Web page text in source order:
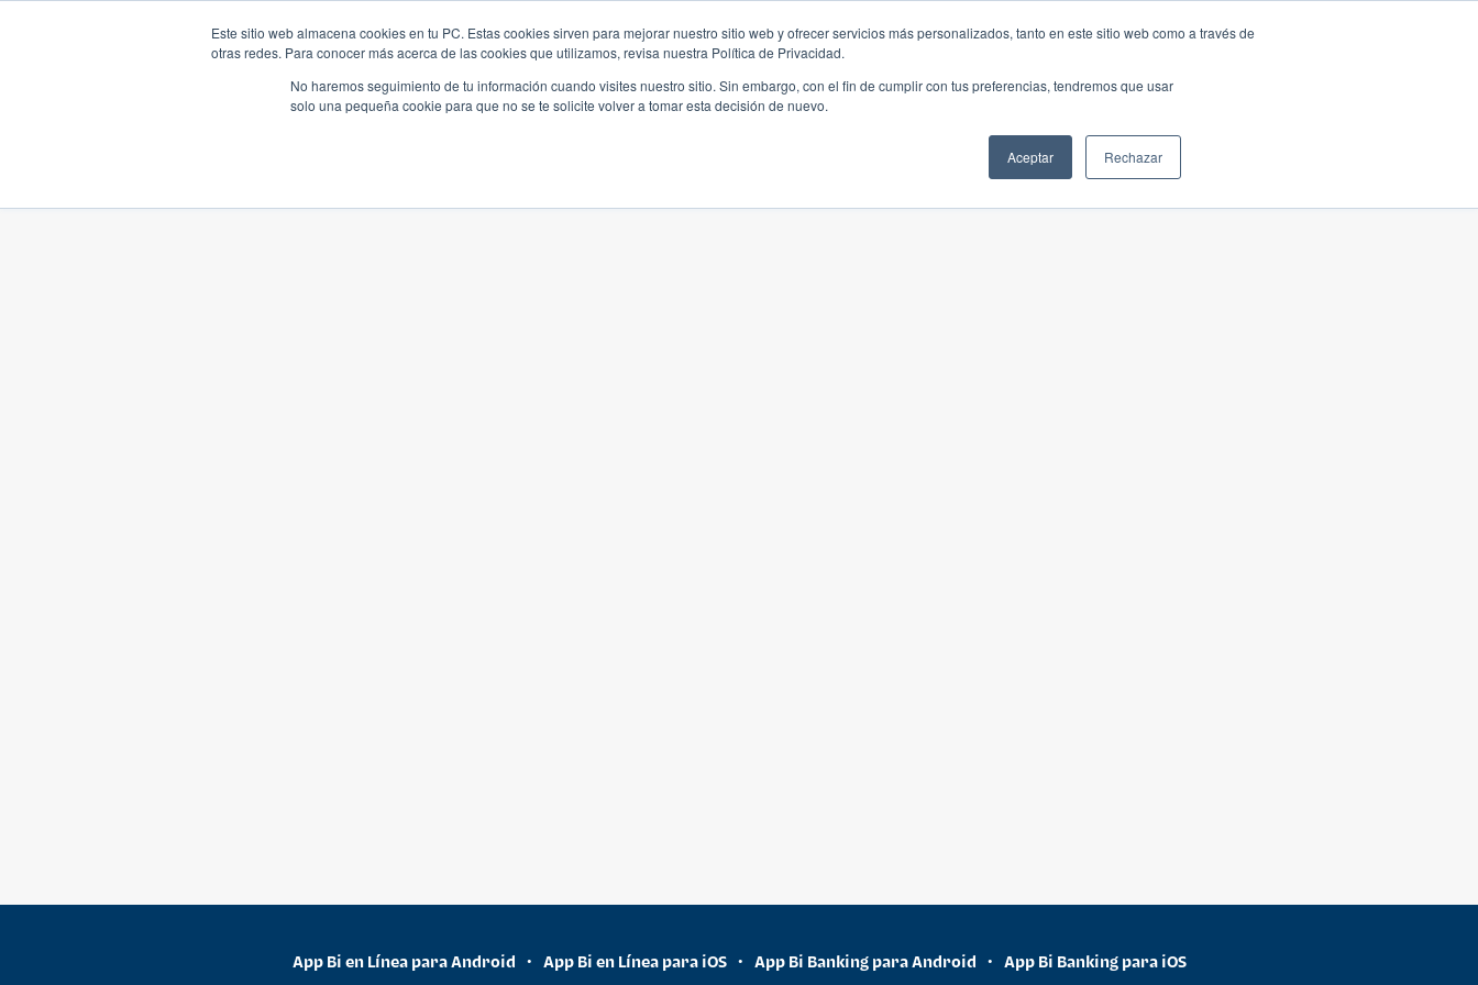
Este sitio web almacena cookies en tu PC. Estas cookies sirven para mejorar nuestro sitio web y ofrecer servicios más personalizados, tanto en este sitio web como a través de
otras redes. Para conocer más acerca de las cookies que utilizamos, revisa nuestra Política de Privacidad.
No haremos seguimiento de tu información cuando visites nuestro sitio. Sin embargo, con el fin de cumplir con tus preferencias, tendremos que usar
solo una pequeña cookie para que no se te solicite volver a tomar esta decisión de nuevo.
Aceptar Rechazar
App Bi en Línea para Android • App Bi en Línea para iOS • App Bi Banking para Android • App Bi Banking para iOS